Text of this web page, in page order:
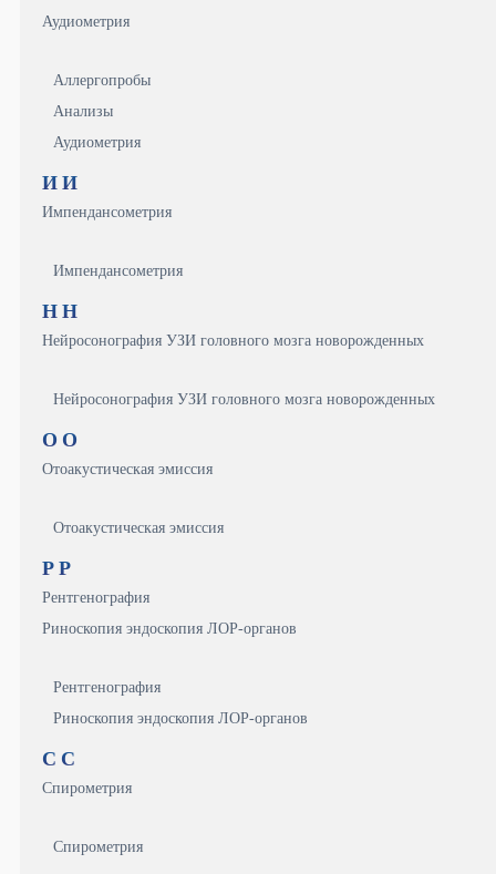
Аудиометрия
Аллергопробы
Анализы
Аудиометрия
И И
Импендансометрия
Импендансометрия
Н Н
Нейросонография УЗИ головного мозга новорожденных
Нейросонография УЗИ головного мозга новорожденных
О О
Отоакустическая эмиссия
Отоакустическая эмиссия
Р Р
Рентгенография
Риноскопия эндоскопия ЛОР-органов
Рентгенография
Риноскопия эндоскопия ЛОР-органов
С С
Спирометрия
Спирометрия